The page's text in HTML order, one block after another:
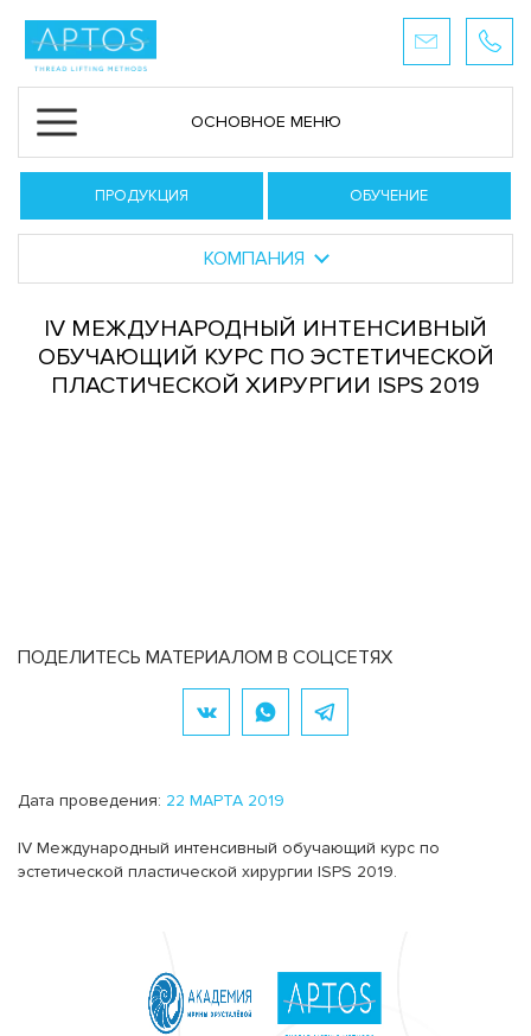
ОСНОВНОЕ МЕНЮ
ПРОДУКЦИЯ ОБУЧЕНИЕ
КОМПАНИЯ
IV МЕЖДУНАРОДНЫЙ ИНТЕНСИВНЫЙ
ОБУЧАЮЩИЙ КУРС ПО ЭСТЕТИЧЕСКОЙ
ПЛАСТИЧЕСКОЙ ХИРУРГИИ ISPS 2019
ПОДЕЛИТЕСЬ МАТЕРИАЛОМ В СОЦСЕТЯХ
Дата проведения: 22 МАРТА 2019
IV Международный интенсивный обучающий курс по
эстетической пластической хирургии ISPS 2019.